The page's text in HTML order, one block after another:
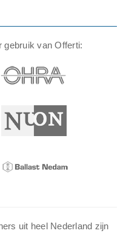
gebruik van Offerti:
uit heel Nederland zijn